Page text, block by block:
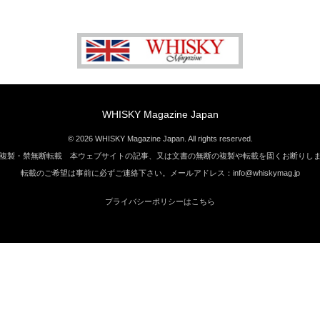
WHISKY Magazine Japan
© 2026 WHISKY Magazine Japan. All rights reserved.
製・禁無断転載 本ウェブサイトの記事、又は文書の無断の複製や転載を固くお断りし
転載のご希望は事前に必ずご連絡下さい。メールアドレス：info@whiskymag.jp
プライバシーポリシーはこちら